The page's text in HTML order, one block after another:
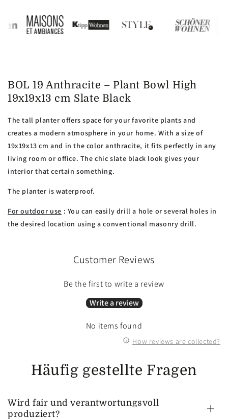
BOL 19 Anthracite – Plant Bowl High
19x19x13 cm Slate Black
The tall planter offers space for your favorite plants and
creates a modern atmosphere in your home. With a size of
19x19x13 cm and in the color anthracite, it fits perfectly in any
living room or office. The chic slate black look gives your
interior that certain something.
The planter is waterproof.
For outdoor use : You can easily drill a hole or several holes in
the desired location using a conventional masonry drill.
Customer Reviews
Be the first to write a review
Write a review
No items found
How reviews are collected?
Häufig gestellte Fragen
Wird fair und verantwortungsvoll
produziert?